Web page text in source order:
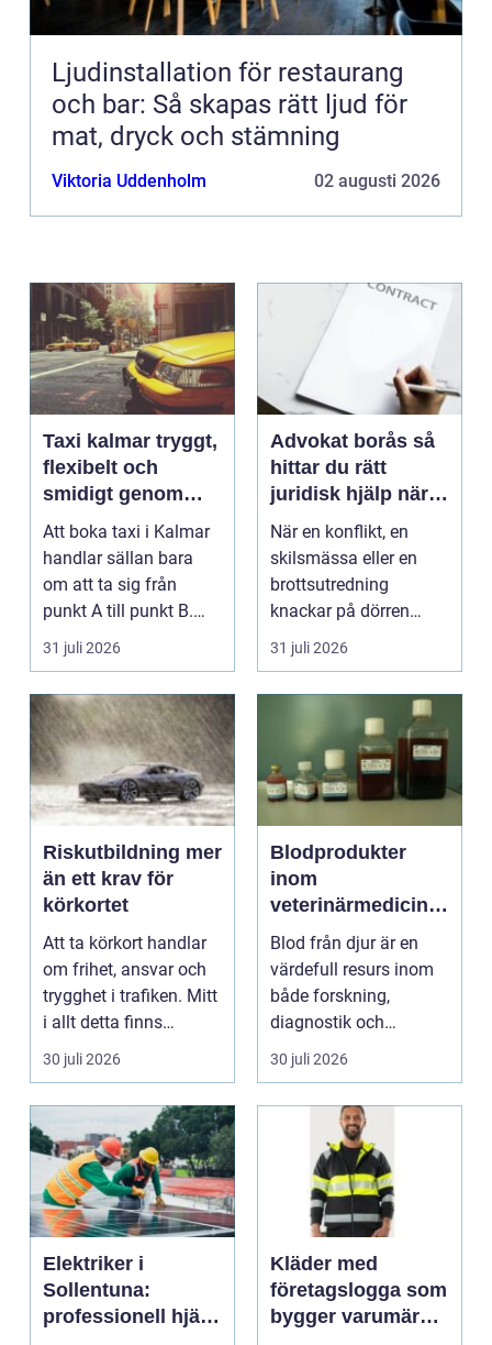
Ljudinstallation för restaurang
och bar: Så skapas rätt ljud för
mat, dryck och stämning
Viktoria Uddenholm 02 augusti 2026
Taxi kalmar tryggt,
flexibelt och
smidigt genom
hela resan
Att boka taxi i Kalmar
handlar sällan bara
om att ta sig från
punkt A till punkt B.
För många är res...
31 juli 2026
Advokat borås så
hittar du rätt
juridisk hjälp när
livet krånglar
När en konflikt, en
skilsmässa eller en
brottsutredning
knackar på dörren
förändras vardagen
snabbt....
31 juli 2026
Riskutbildning mer
än ett krav för
körkortet
Att ta körkort handlar
om frihet, ansvar och
trygghet i trafiken. Mitt
i allt detta finns
riskutbild...
30 juli 2026
Blodprodukter
inom
veterinärmedicin
funktion, kvalitet
och användning
Blod från djur är en
värdefull resurs inom
både forskning,
diagnostik och
veterinärmedicin. När
blod...
30 juli 2026
Elektriker i
Sollentuna:
professionell hjälp
Kläder med
företagslogga som
bygger varumärke